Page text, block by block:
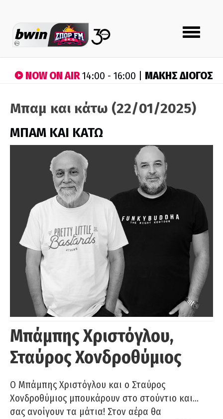
Toggle
navigation
NOW ON AIR14:00 - 16:00 | ΜΑΚΗΣ ΔΙΟΓΟΣ
Μπαμ και κάτω (22/01/2025)
ΜΠΑΜ ΚΑΙ ΚΑΤΩ
Μπάμπης Χριστόγλου,
Σταύρος Χονδροθύμιος
O Μπάμπης Χριστόγλου και ο Σταύρος
Χονδροθύμιος μπουκάρουν στο στούντιο και…
σας ανοίγουν τα μάτια! Στον αέρα θα